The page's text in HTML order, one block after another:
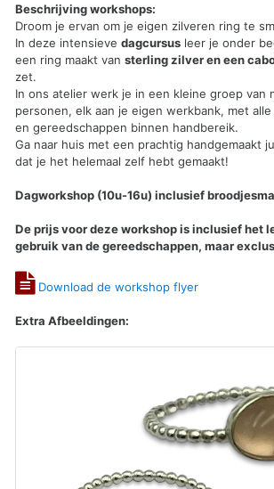
Beschrijving workshops:
Droom je ervan om je eigen zilveren ring te
In deze intensievedagcursus leer je onder
een ring maakt vansterling zilver en een
zet.
In ons atelier werk je in een kleine groep van
personen, elk aan je eigen werkbank, met
en gereedschappen binnen handbereik.
Ga naar huis met een prachtig handgemaakt
dat je het helemaal zelf hebt gemaakt!
Dagworkshop (10u-16u) inclusief
De prijs voor deze workshop is inclusief het
gebruik van de gereedschappen, maar
Download de workshop flyer
Extra Afbeeldingen: